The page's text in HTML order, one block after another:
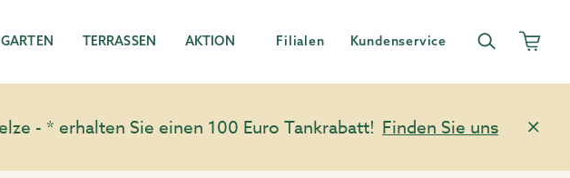
GARTEN TERRASSEN AKTION Filialen Kundenservice
- * erhalten Sie einen 100 Euro Tankrabatt! Finden Sie uns